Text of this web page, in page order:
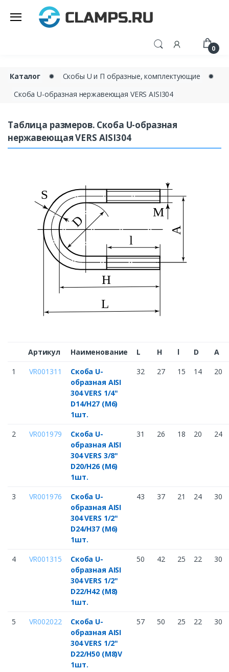
0
Каталог ✹ Скобы U и П образные, комплектующие
✹
Скоба U-образная нержавеющая VERS AISI304
Таблица размеров. Скоба U-образная
нержавеющая VERS AISI304
Артикул Наименование L H l D
A
1
VR001311
Скоба U-
образная AISI
304 VERS 1/4"
D14/H27 (M6)
1шт.
32 27 15 14 20
2 VR001979
Скоба U-
образная AISI
304 VERS 3/8"
D20/H26 (M6)
1шт.
31 26 18 20 24
3 VR001976
Скоба U-
образная AISI
304 VERS 1/2"
D24/H37 (M6)
1шт.
43 37 21 24 30
4 VR001315
Скоба U-
образная AISI
304 VERS 1/2"
D22/H42 (M8)
1шт.
50 42 25 22 30
5 VR002022
Скоба U-
образная AISI
304 VERS 1/2"
D22/H50 (M8)V
1шт.
57 50 25 22 30